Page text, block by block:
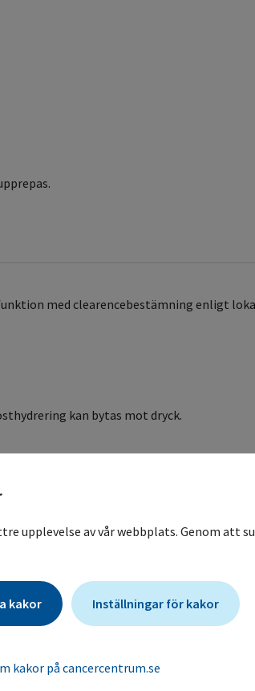
med clearencebestämning enligt
kan bytas mot dryck.
upplevelse av vår webbplats. Genom att
kakor Inställningar för kakor
kakor på cancercentrum.se